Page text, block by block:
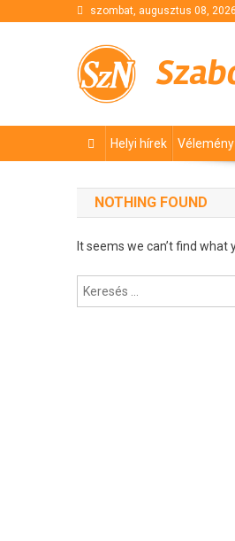
szombat, augusztus 08, 2026
Helyi hírek Vélemény
NOTHING FOUND
It seems we can’t find what
Keresés: